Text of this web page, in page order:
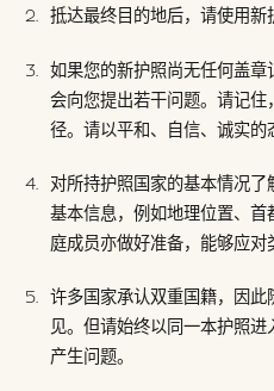
抵达最终目的地后，请使用新
如果您的新护照尚无任何盖
会向您提出若干问题。请记
径。请以平和、自信、诚实的
对所持护照国家的基本情况
基本信息，例如地理位置、
庭成员亦做好准备，能够应对
许多国家承认双重国籍，因
见。但请始终以同一本护照
产生问题。